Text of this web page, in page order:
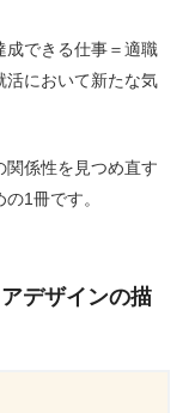
成できる仕事＝適職
活において新たな気
係性を見つめ直す
1冊です。
デザインの描